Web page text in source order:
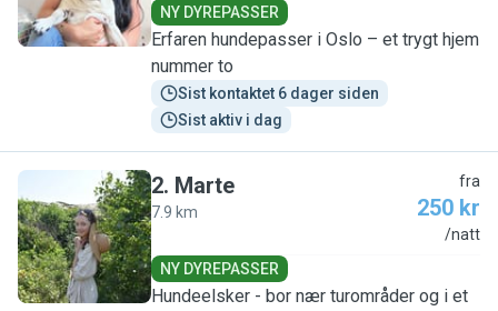
NY DYREPASSER
Erfaren hundepasser i Oslo – et trygt hjem
nummer to
Sist kontaktet 6 dager siden
Sist aktiv i dag
M
2. Marte
7.9 km
fra
250 kr
/natt
NY DYREPASSER
Hundeelsker - bor nær turområder og i et